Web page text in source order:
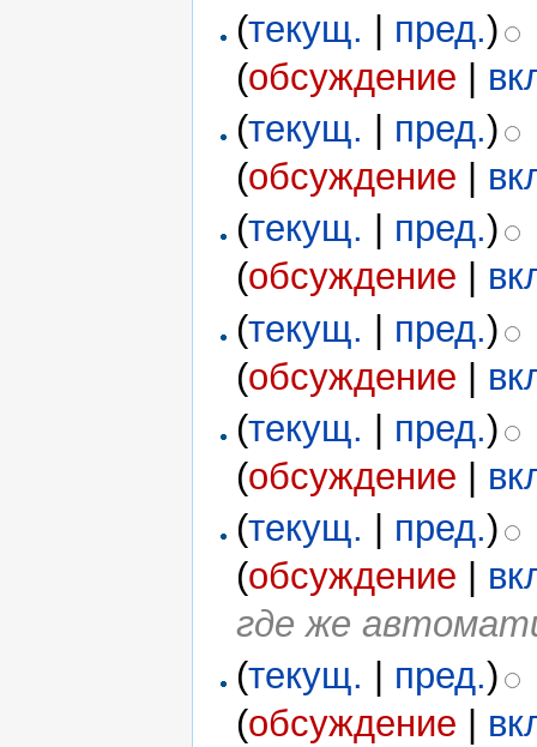
(текущ. пред.)
(обсуждение
(текущ. пред.)
(обсуждение
(текущ. пред.)
(обсуждение
(текущ. | пред.)
(обсуждение |
(текущ. пред.)
(обсуждение
(текущ. пред.)
(обсуждение
где же
(текущ. пред.)
(обсуждение